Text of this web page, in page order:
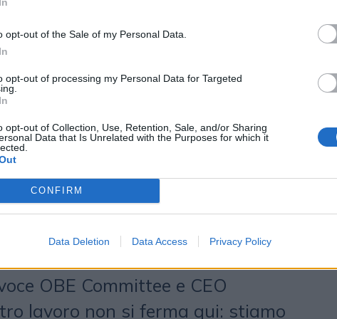
opt-out of the Sale of my Personal Data.
opt-out of processing my Personal Data for Targeted
opt-out of Collection, Use, Retention, Sale, and/or Sharing
Data that Is Unrelated with the Purposes for which it
CONFIRM
Data Deletion Data Access Privacy Policy
rilevanza, opposto alla
commettere l’errore di pensare
per i brand, quella di
quella di essere più
il Tavolo OBE Podcast si è
determinazione per portare al
e rilevanti sull’evoluzione del
particolare sul branded
uno strumento sempre più
– afferma
OBE Committee e CEO
lavoro non si ferma qui: stiamo